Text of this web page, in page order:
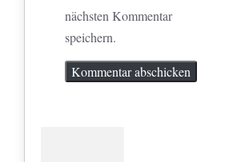
nächsten Kommentar
speichern.